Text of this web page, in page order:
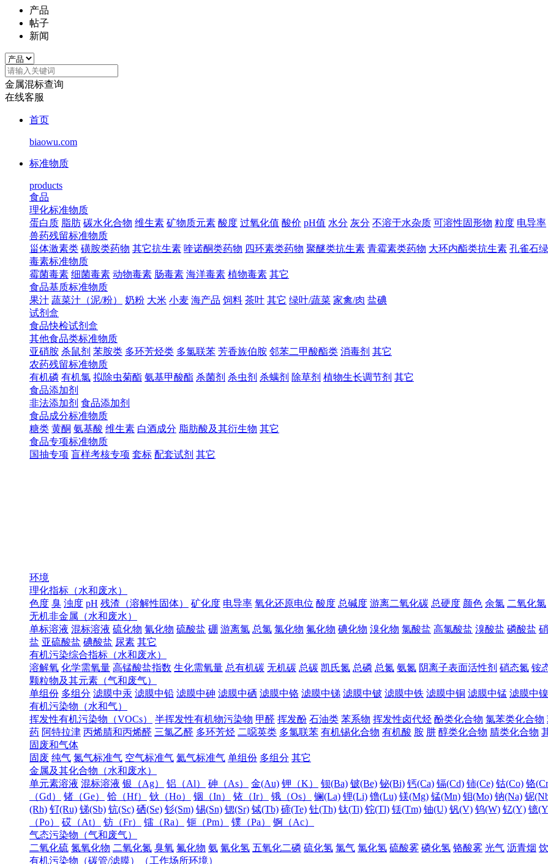
产品
帖子
新闻
金属混标查询
在线客服
首页
biaowu.com
标准物质
products
食品
理化标准物质
蛋白质 脂肪 碳水化合物 维生素 矿物质元素 酸度 过氧化值 酸价 pH值 水分 灰分 不溶于水杂质 可溶性固形物 粒度 电导率
兽药残留标准物质
甾体激素类 磺胺类药物 其它抗生素 喹诺酮类药物 四环素类药物 聚醚类抗生素 青霉素类药物 大环内酯类抗生素 孔雀石
毒素标准物质
霉菌毒素 细菌毒素 动物毒素 肠毒素 海洋毒素 植物毒素 其它
食品基质标准物质
果汁 蔬菜汁（泥/粉） 奶粉 大米 小麦 海产品 饲料 茶叶 其它 绿叶/蔬菜 家禽/肉 盐碘
试剂盒
食品快检试剂盒
其他食品类标准物质
亚硝胺 杀鼠剂 苯胺类 多环芳烃类 多氯联苯 芳香族伯胺 邻苯二甲酸酯类 消毒剂 其它
农药残留标准物质
有机磷 有机氯 拟除虫菊酯 氨基甲酸酯 杀菌剂 杀虫剂 杀螨剂 除草剂 植物生长调节剂 其它
食品添加剂
非法添加剂 食品添加剂
食品成分标准物质
糖类 黄酮 氨基酸 维生素 白酒成分 脂肪酸及其衍生物 其它
食品专项标准物质
国抽专项 盲样考核专项 套标 配套试剂 其它
环境
理化指标（水和废水）
色度 臭 浊度 pH 残渣（溶解性固体） 矿化度 电导率 氧化还原电位 酸度 总碱度 游离二氧化碳 总硬度 颜色 余氯 二氧化氯
无机非金属（水和废水）
单标溶液 混标溶液 硫化物 氰化物 硫酸盐 硼 游离氯 总氯 氯化物 氟化物 碘化物 溴化物 氯酸盐 高氯酸盐 溴酸盐 磷酸盐
盐 亚硫酸盐 碘酸盐 尿素 其它
有机污染综合指标（水和废水）
溶解氧 化学需氧量 高锰酸盐指数 生化需氧量 总有机碳 无机碳 总碳 凯氏氮 总磷 总氮 氨氮 阴离子表面活性剂 硝态氮 铵
颗粒物及其元素（气和废气）
单组份 多组分 滤膜中汞 滤膜中铅 滤膜中砷 滤膜中硒 滤膜中铬 滤膜中锑 滤膜中铍 滤膜中铁 滤膜中铜 滤膜中锰 滤膜中镍
有机污染物（水和气）
挥发性有机污染物（VOCs）
半挥发性有机物污染物 甲醛 挥发酚 石油类 苯系物 挥发性卤代烃 酚类化合物 氯苯类化合物
药 阿特拉津 丙烯腈和丙烯醛 三氯乙醛 多环芳烃 二噁英类 多氯联苯 有机锡化合物 有机酸 胺 肼 醇类化合物 腈类化合物
固废和气体
固废 纯气 氮气标准气 空气标准气 氦气标准气 单组份 多组分 其它
金属及其化合物（水和废水）
单元素溶液 混标溶液 银（Ag） 铝（Al） 砷（As） 金(Au) 钾（K） 钡(Ba) 铍(Be) 铋(Bi) 钙(Ca) 镉(Cd) 铈(Ce) 钴(Co) 铬
（Gd）
锗（Ge） 铪（Hf） 钬（Ho） 铟（In） 铱（Ir） 锇（Os） 镧(La) 锂(Li) 镥(Lu) 镁(Mg) 锰(Mn) 钼(Mo) 钠(Na) 铌
(Rh) 钌(Ru) 锑(Sb) 钪(Sc) 硒(Se) 钐(Sm) 锡(Sn) 锶(Sr) 铽(Tb) 碲(Te) 钍(Th) 钛(Ti) 铊(Tl) 铥(Tm) 铀(U) 钒(V) 钨(W) 钇(Y) 镱
（Po）
砹（At） 钫（Fr） 镭（Ra） 钷（Pm） 镤（Pa）
锕（Ac）
气态污染物（气和废气）
二氧化硫 氮氧化物 二氧化氮 臭氧 氟化物 氨 氰化氢 五氧化二磷 硫化氢 氯气 氯化氢 硫酸雾 磷化氢 铬酸雾 光气 沥青烟
有机污染物（碳管/滤膜）（工作场所环境）